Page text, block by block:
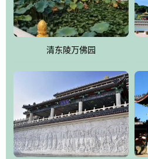
园手法相结合的默契操作，建成一处
美、民族风格突出，与周边文物古迹
式园林。
万佛园工程一期占地448亩，目前完
用全仿古式建筑，寻求与世界文化遗
区建设中寻求陵园建设与景区建设的
的地形优势，打造现代艺术园林，建
合服务设施，服务于陵园经营，使企
托、相互促进，园区绿化覆盖率达
设计建造各种墓地墓位3万个；主体
清东陵万佛园